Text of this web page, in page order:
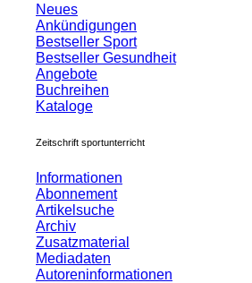
Neues
Ankündigungen
Bestseller Sport
Bestseller Gesundheit
Angebote
Buchreihen
Kataloge
Zeitschrift sportunterricht
Informationen
Abonnement
Artikelsuche
Archiv
Zusatzmaterial
Mediadaten
Autoreninformationen